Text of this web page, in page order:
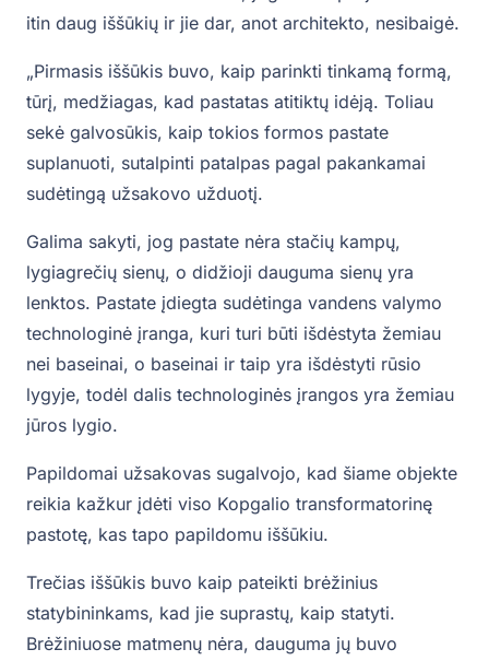
itin daug iššūkių ir jie dar, anot architekto, nesibaigė.
„Pirmasis iššūkis buvo, kaip parinkti tinkamą formą,
tūrį, medžiagas, kad pastatas atitiktų idėją. Toliau
sekė galvosūkis, kaip tokios formos pastate
suplanuoti, sutalpinti patalpas pagal pakankamai
sudėtingą užsakovo užduotį.
Galima sakyti, jog pastate nėra stačių kampų,
lygiagrečių sienų, o didžioji dauguma sienų yra
lenktos. Pastate įdiegta sudėtinga vandens valymo
technologinė įranga, kuri turi būti išdėstyta žemiau
nei baseinai, o baseinai ir taip yra išdėstyti rūsio
lygyje, todėl dalis technologinės įrangos yra žemiau
jūros lygio.
Papildomai užsakovas sugalvojo, kad šiame objekte
reikia kažkur įdėti viso Kopgalio transformatorinę
pastotę, kas tapo papildomu iššūkiu.
Trečias iššūkis buvo kaip pateikti brėžinius
statybininkams, kad jie suprastų, kaip statyti.
Brėžiniuose matmenų nėra, dauguma jų buvo